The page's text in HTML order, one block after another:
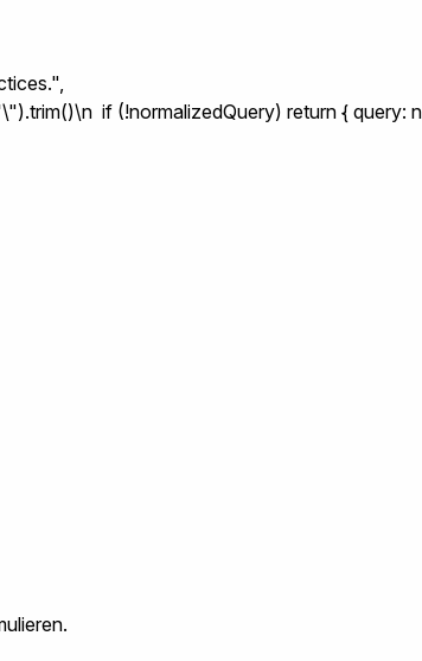
if (!normalizedQuery) return {